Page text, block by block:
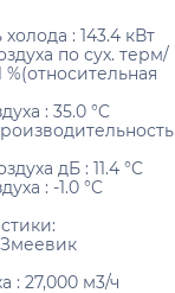
: 143.4 кВт
по сух. терм/
%(относительная
: 35.0 °C
дБ : 11.4 °C
: ‑1.0 °C
: 27,000 м3/ч